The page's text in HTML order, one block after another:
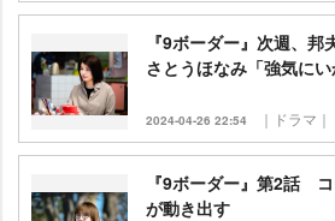
『9ボーダー』次週、
さとうほなみ「強気に
2024-04-26 22:54 ｜ドラマ｜
『9ボーダー』第2話
が動き出す